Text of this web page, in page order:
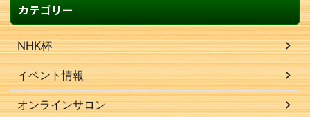
カテゴリー
NHK杯
イベント情報
オンラインサロン